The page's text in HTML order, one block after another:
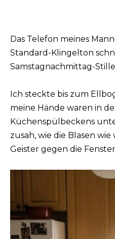
Das Telefon meines
Standard-Klingelton
Samstagnachmittag-
Ich steckte bis zum
meine Hände waren in
Küchenspülbeckens
zusah, wie die Blasen
Geister gegen die